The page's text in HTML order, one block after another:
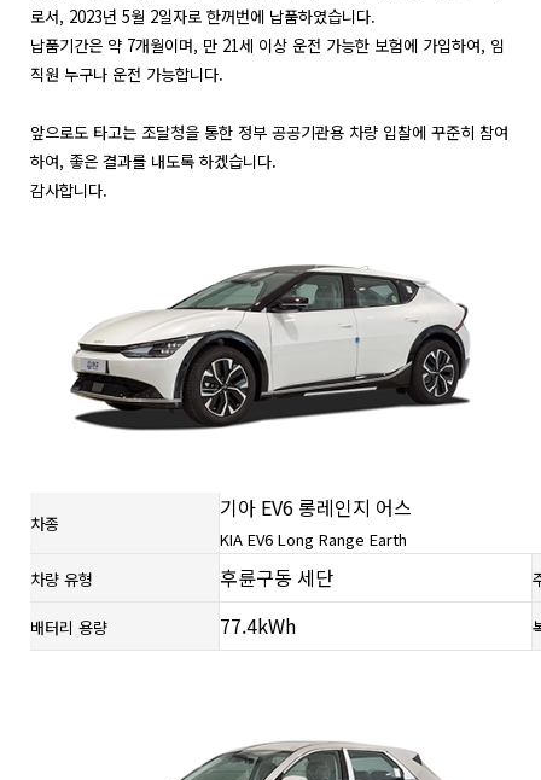
로서, 2023년 5월 2일자로 한꺼번에 납품하였습니다.
납품기간은 약 7개월이며, 만 21세 이상 운전 가능한 보험에 가입하여, 임
직원 누구나 운전 가능합니다.
앞으로도 타고는 조달청을 통한 정부 공공기관용 차량 입찰에 꾸준히 참여
하여, 좋은 결과를 내도록 하겠습니다.
감사합니다.
차종
기아 EV6 롱레인지 어스
KIA EV6 Long Range Earth
차량 유형
후륜구동 세단
배터리 용량 77.4kWh